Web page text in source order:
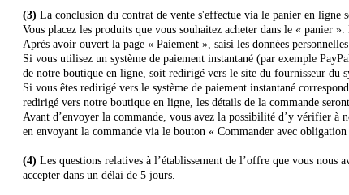
(3) La conclusion du contrat de vente s'effectue via le panier en ligne
Vous placez les produits que vous souhaitez acheter dans le « panier
Après avoir ouvert la page « Paiement », saisi les données
Si vous utilisez un système de paiement instantané (par exemple
de notre boutique en ligne, soit redirigé vers le site du fournisseur du
Si vous êtes redirigé vers le système de paiement instantané
redirigé vers notre boutique en ligne, les détails de la commande
Avant d’envoyer la commande, vous avez la possibilité d’y vérifier
en envoyant la commande via le bouton « Commander avec
(4) Les questions relatives à l’établissement de l’offre que vous nous
accepter dans un délai de 5 jours.